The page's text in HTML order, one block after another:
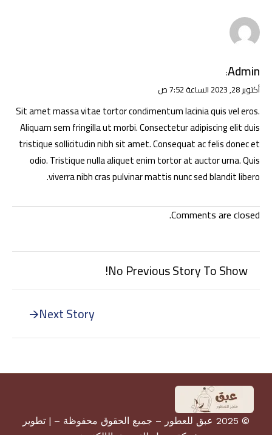
Admin
:
أكتوبر 28, 2023 الساعة 7:52 ص
Sit amet massa vitae tortor condimentum lacinia quis vel eros.
Aliquam sem fringilla ut morbi. Consectetur adipiscing elit duis
tristique sollicitudin nibh sit amet. Consequat ac felis donec et
odio. Tristique nulla aliquet enim tortor at auctor urna. Quis
viverra nibh cras pulvinar mattis nunc sed blandit libero.
Comments are closed.
No Previous Story To Show!
Next Story
© 2025 عبق للعطور – جميع الحقوق محفوظة – |
تطوير